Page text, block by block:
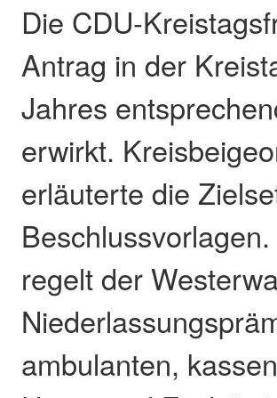
Die CDU-
Antrag in der
Jahres
erwirkt.
erläuterte die
regelt der
ambulanten,